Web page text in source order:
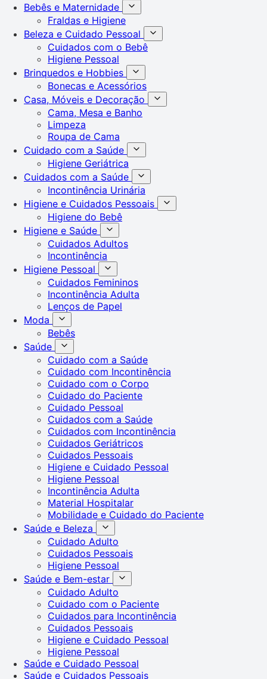
Bebês e Maternidade
Fraldas e Higiene
Beleza e Cuidado Pessoal
Cuidados com o Bebê
Higiene Pessoal
Brinquedos e Hobbies
Bonecas e Acessórios
Casa, Móveis e Decoração
Cama, Mesa e Banho
Limpeza
Roupa de Cama
Cuidado com a Saúde
Higiene Geriátrica
Cuidados com a Saúde
Incontinência Urinária
Higiene e Cuidados Pessoais
Higiene do Bebê
Higiene e Saúde
Cuidados Adultos
Incontinência
Higiene Pessoal
Cuidados Femininos
Incontinência Adulta
Lenços de Papel
Moda
Bebês
Saúde
Cuidado com a Saúde
Cuidado com Incontinência
Cuidado com o Corpo
Cuidado do Paciente
Cuidado Pessoal
Cuidados com a Saúde
Cuidados com Incontinência
Cuidados Geriátricos
Cuidados Pessoais
Higiene e Cuidado Pessoal
Higiene Pessoal
Incontinência Adulta
Material Hospitalar
Mobilidade e Cuidado do Paciente
Saúde e Beleza
Cuidado Adulto
Cuidados Pessoais
Higiene Pessoal
Saúde e Bem-estar
Cuidado Adulto
Cuidado com o Paciente
Cuidados para Incontinência
Cuidados Pessoais
Higiene e Cuidado Pessoal
Higiene Pessoal
Saúde e Cuidado Pessoal
Saúde e Cuidados Pessoais